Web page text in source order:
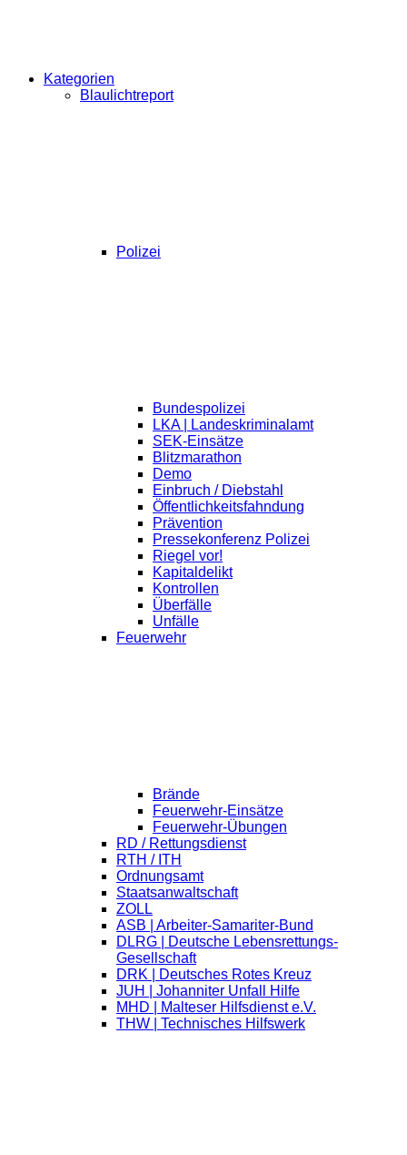
Kategorien
Blaulichtreport
Polizei
Bundespolizei
LKA | Landeskriminalamt
SEK-Einsätze
Blitzmarathon
Demo
Einbruch / Diebstahl
Öffentlichkeitsfahndung
Prävention
Pressekonferenz Polizei
Riegel vor!
Kapitaldelikt
Kontrollen
Überfälle
Unfälle
Feuerwehr
Brände
Feuerwehr-Einsätze
Feuerwehr-Übungen
RD / Rettungsdienst
RTH / ITH
Ordnungsamt
Staatsanwaltschaft
ZOLL
ASB | Arbeiter-Samariter-Bund
DLRG | Deutsche Lebensrettungs-
Gesellschaft
DRK | Deutsches Rotes Kreuz
JUH | Johanniter Unfall Hilfe
MHD | Malteser Hilfsdienst e.V.
THW | Technisches Hilfswerk